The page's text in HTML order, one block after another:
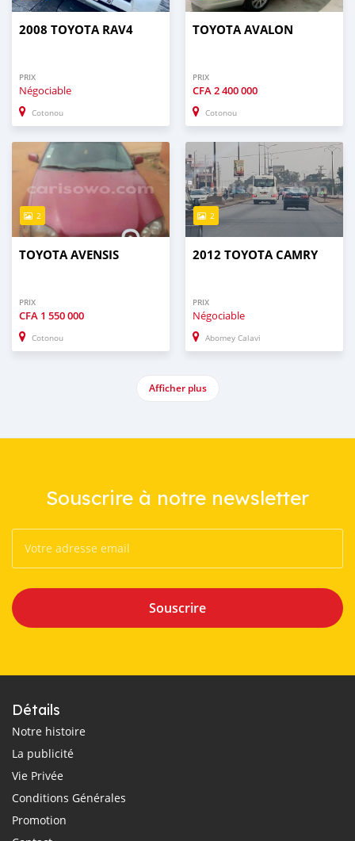
2008 TOYOTA RAV4
PRIX
Négociable
Cotonou
TOYOTA AVALON
PRIX
CFA2 400 000
Cotonou
2
TOYOTA AVENSIS
PRIX
CFA 1 550 000
Cotonou
2
2012 TOYOTA CAMRY
PRIX
Négociable
Abomey Calavi
Afficher plus
Souscrire à notre newsletter
Souscrire
Détails
Notre histoire
La publicité
Vie Privée
Conditions Générales
Promotion